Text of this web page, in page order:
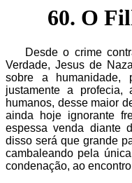
60. O
Desde o crime
Verdade, Jesus de
sobre a humanidade,
justamente a
humanos, desse maior
ainda hoje ignorante
espessa venda diante
disso será que grande
cambaleando pela
condenação, ao